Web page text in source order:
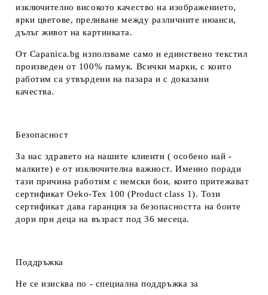
изключително високото качество на изображението,
ярки цветове, преливане между различните нюанси,
дълъг живот на картинката.
От Capanica.bg използваме само и единствено текстил
произведен от 100% памук. Всички марки, с които
работим са утвърдени на пазара и с доказани
качества.
Безопасност
За нас здравето на нашите клиенти ( особено най -
малките) е от изключителна важност. Именно поради
тази причина работим с немски бои, които притежават
сертификат Oeko-Tex 100 (Product class 1). Този
сертификат дава гаранция за безопасността на боите
дори при деца на възраст под 36 месеца.
Поддръжка
Не се изисква по - специална поддръжка за